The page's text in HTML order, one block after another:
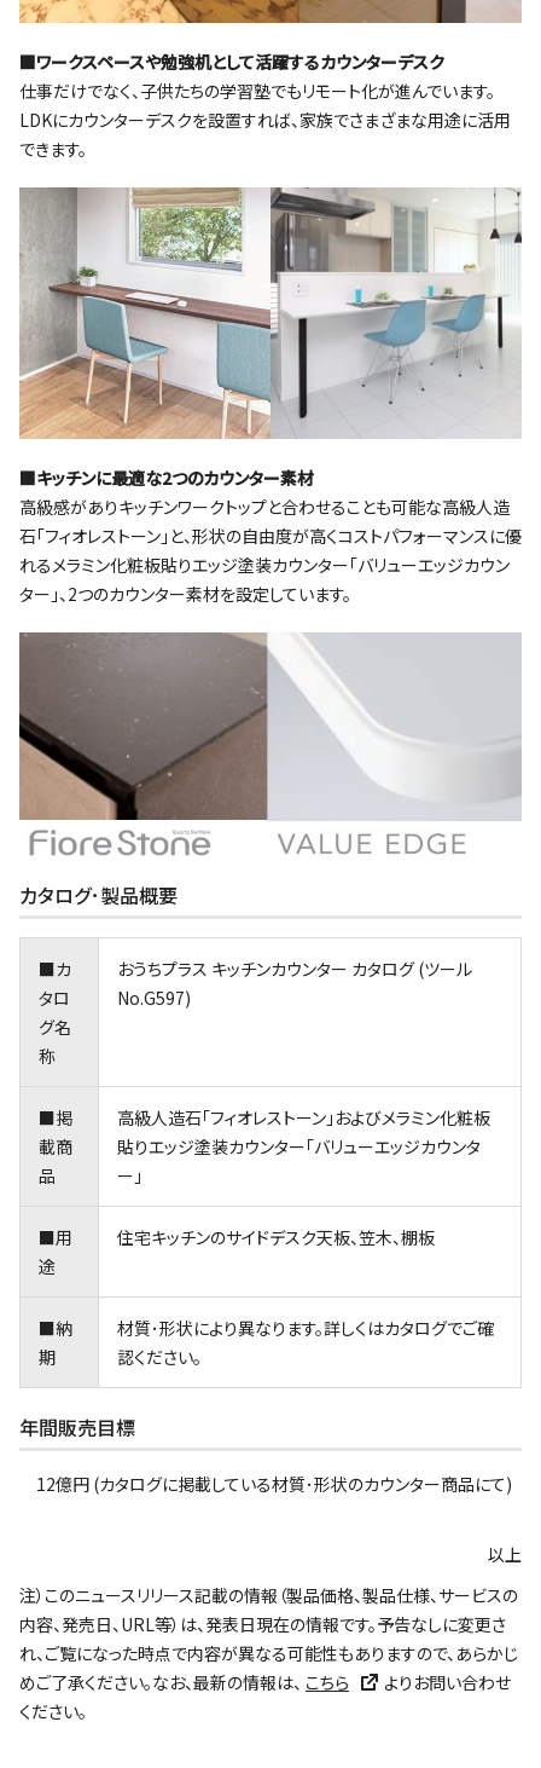
■ワークスペースや勉強机として活躍するカウンターデスク
仕事だけでなく、子供たちの学習塾でもリモート化が進んでいます。
LDKにカウンターデスクを設置すれば、家族でさまざまな用途に活用
できます。
■キッチンに最適な2つのカウンター素材
高級感がありキッチンワークトップと合わせることも可能な高級人造
石｢フィオレストーン｣と、形状の自由度が高くコストパフォーマンスに優
れるメラミン化粧板貼りエッジ塗装カウンター「バリューエッジカウン
ター」、2つのカウンター素材を設定しています。
カタログ･製品概要
■カ
タロ
グ名
称
おうちプラス キッチンカウンター カタログ (ツール
No.G597)
■掲
載商
品
高級人造石｢フィオレストーン｣およびメラミン化粧板
貼りエッジ塗装カウンター「バリューエッジカウンタ
ー」
■用
途
住宅キッチンのサイドデスク天板、笠木、棚板
■納
期
材質･形状により異なります。詳しくはカタログでご確
認ください。
年間販売目標
12億円 (カタログに掲載している材質･形状のカウンター商品にて)
以上
注）このニュースリリース記載の情報（製品価格、製品仕様、サービスの
内容、発売日、URL等）は、発表日現在の情報です。予告なしに変更さ
れ、ご覧になった時点で内容が異なる可能性もありますので、あらかじ
めご了承ください。なお、最新の情報は、 こちら
よりお問い合わせ
ください。